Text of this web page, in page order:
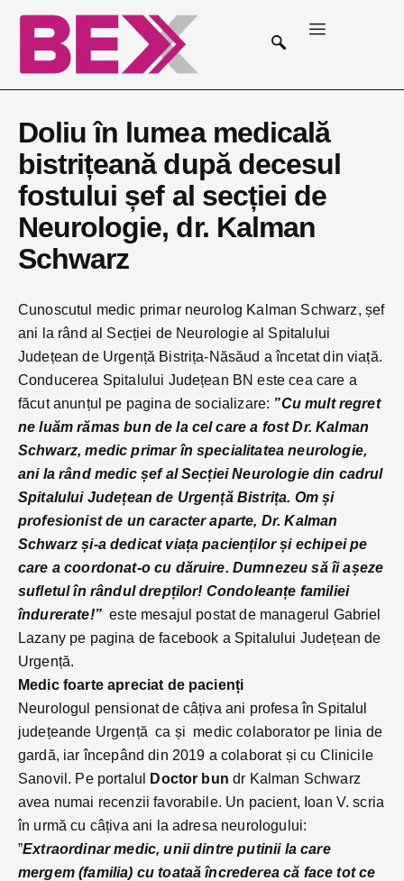
Doliu în lumea medicală
bistrițeană după decesul
fostului șef al secției de
Neurologie, dr. Kalman
Schwarz
Cunoscutul medic primar neurolog Kalman Schwarz, șef
ani la rând al Secției de Neurologie al Spitalului
Județean de Urgență Bistrița-Năsăud a încetat din viață.
Conducerea Spitalului Județean BN este cea care a
făcut anunțul pe pagina de socializare: ”Cu mult regret
ne luăm rămas bun de la cel care a fost Dr. Kalman
Schwarz, medic primar în specialitatea neurologie,
ani la rând medic șef al Secției Neurologie din cadrul
Spitalului Județean de Urgență Bistrița. Om și
profesionist de un caracter aparte, Dr. Kalman
Schwarz și-a dedicat viața pacienților și echipei pe
care a coordonat-o cu dăruire. Dumnezeu să îi așeze
sufletul în rândul drepților! Condoleanțe familiei
îndurerate!”este mesajul postat de managerul Gabriel
Lazany pe pagina de facebook a Spitalului Județean de
Urgență.
Medic foarte apreciat de pacienți
Neurologul pensionat de câțiva ani profesa în Spitalul
județeande Urgență ca și medic colaborator pe linia de
gardă, iar începând din 2019 a colaborat și cu Clinicile
Sanovil. Pe portalul
Doctor bun dr Kalman Schwarz
avea numai recenzii favorabile. Un pacient, Ioan V. scria
în urmă cu câțiva ani la adresa neurologului:
”Extraordinar medic, unii dintre putinii la care
mergem (familia) cu toataă încrederea că face tot ce